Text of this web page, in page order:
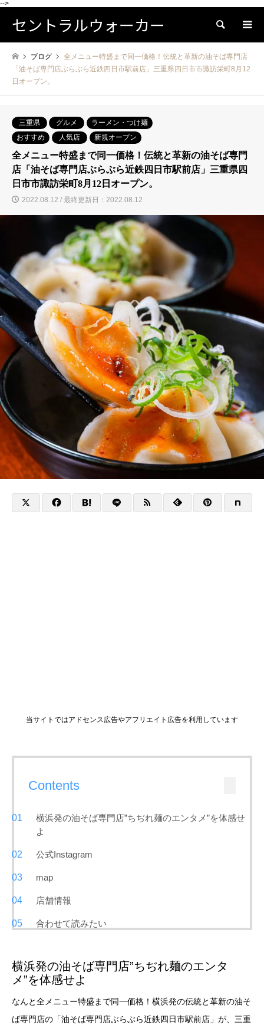
-->
セントラルウォーカー 検索
ブログ
全メニュー特盛まで同一価格！伝統と革新の油そば専門店
「油そば専門店ぶらぶら近鉄四日市駅前店」三重県四日市市諏訪栄町8月12
日オープン。
三重県 グルメ
ラーメン・つけ麺
おすすめ
人気店 新規オープン
全メニュー特盛まで同一価格！伝統と革新の油そば専門
店「油そば専門店ぶらぶら近鉄四日市駅前店」三重県四
日市市諏訪栄町8月12日オープン。
2022.08.12 / 最終更新日：2022.08.12
当サイトではアドセンス広告やアフリエイト広告を利用しています
Contents
横浜発の油そば専門店”ちぢれ麺のエンタメ”を体感せ
よ
公式Instagram
map
店舗情報
合わせて読みたい
横浜発の油そば専門店”ちぢれ麺のエンタ
メ”を体感せよ
なんと全メニュー特盛まで同一価格！横浜発の伝統と革新の油そ
ば専門店の「油そば専門店ぶらぶら近鉄四日市駅前店」が、三重